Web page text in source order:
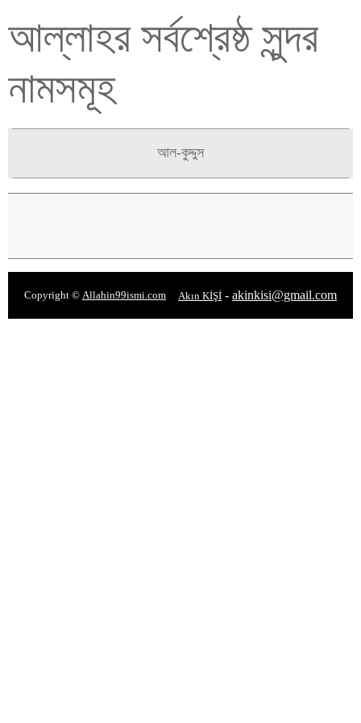
আল্লাহর সর্বশ্রেষ্ঠ সুন্দর
নামসমূহ
আল-কুদ্দুস
Copyright © Allahin99ismi.com Akın KİŞİ - akinkisi@gmail.com